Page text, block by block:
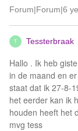
Forum|Forum|6
T Tessterbraak
Hallo . Ik heb
in de maand en
staat dat ik 27-8-
het eerder kan ik
houden heeft het
mvg tess